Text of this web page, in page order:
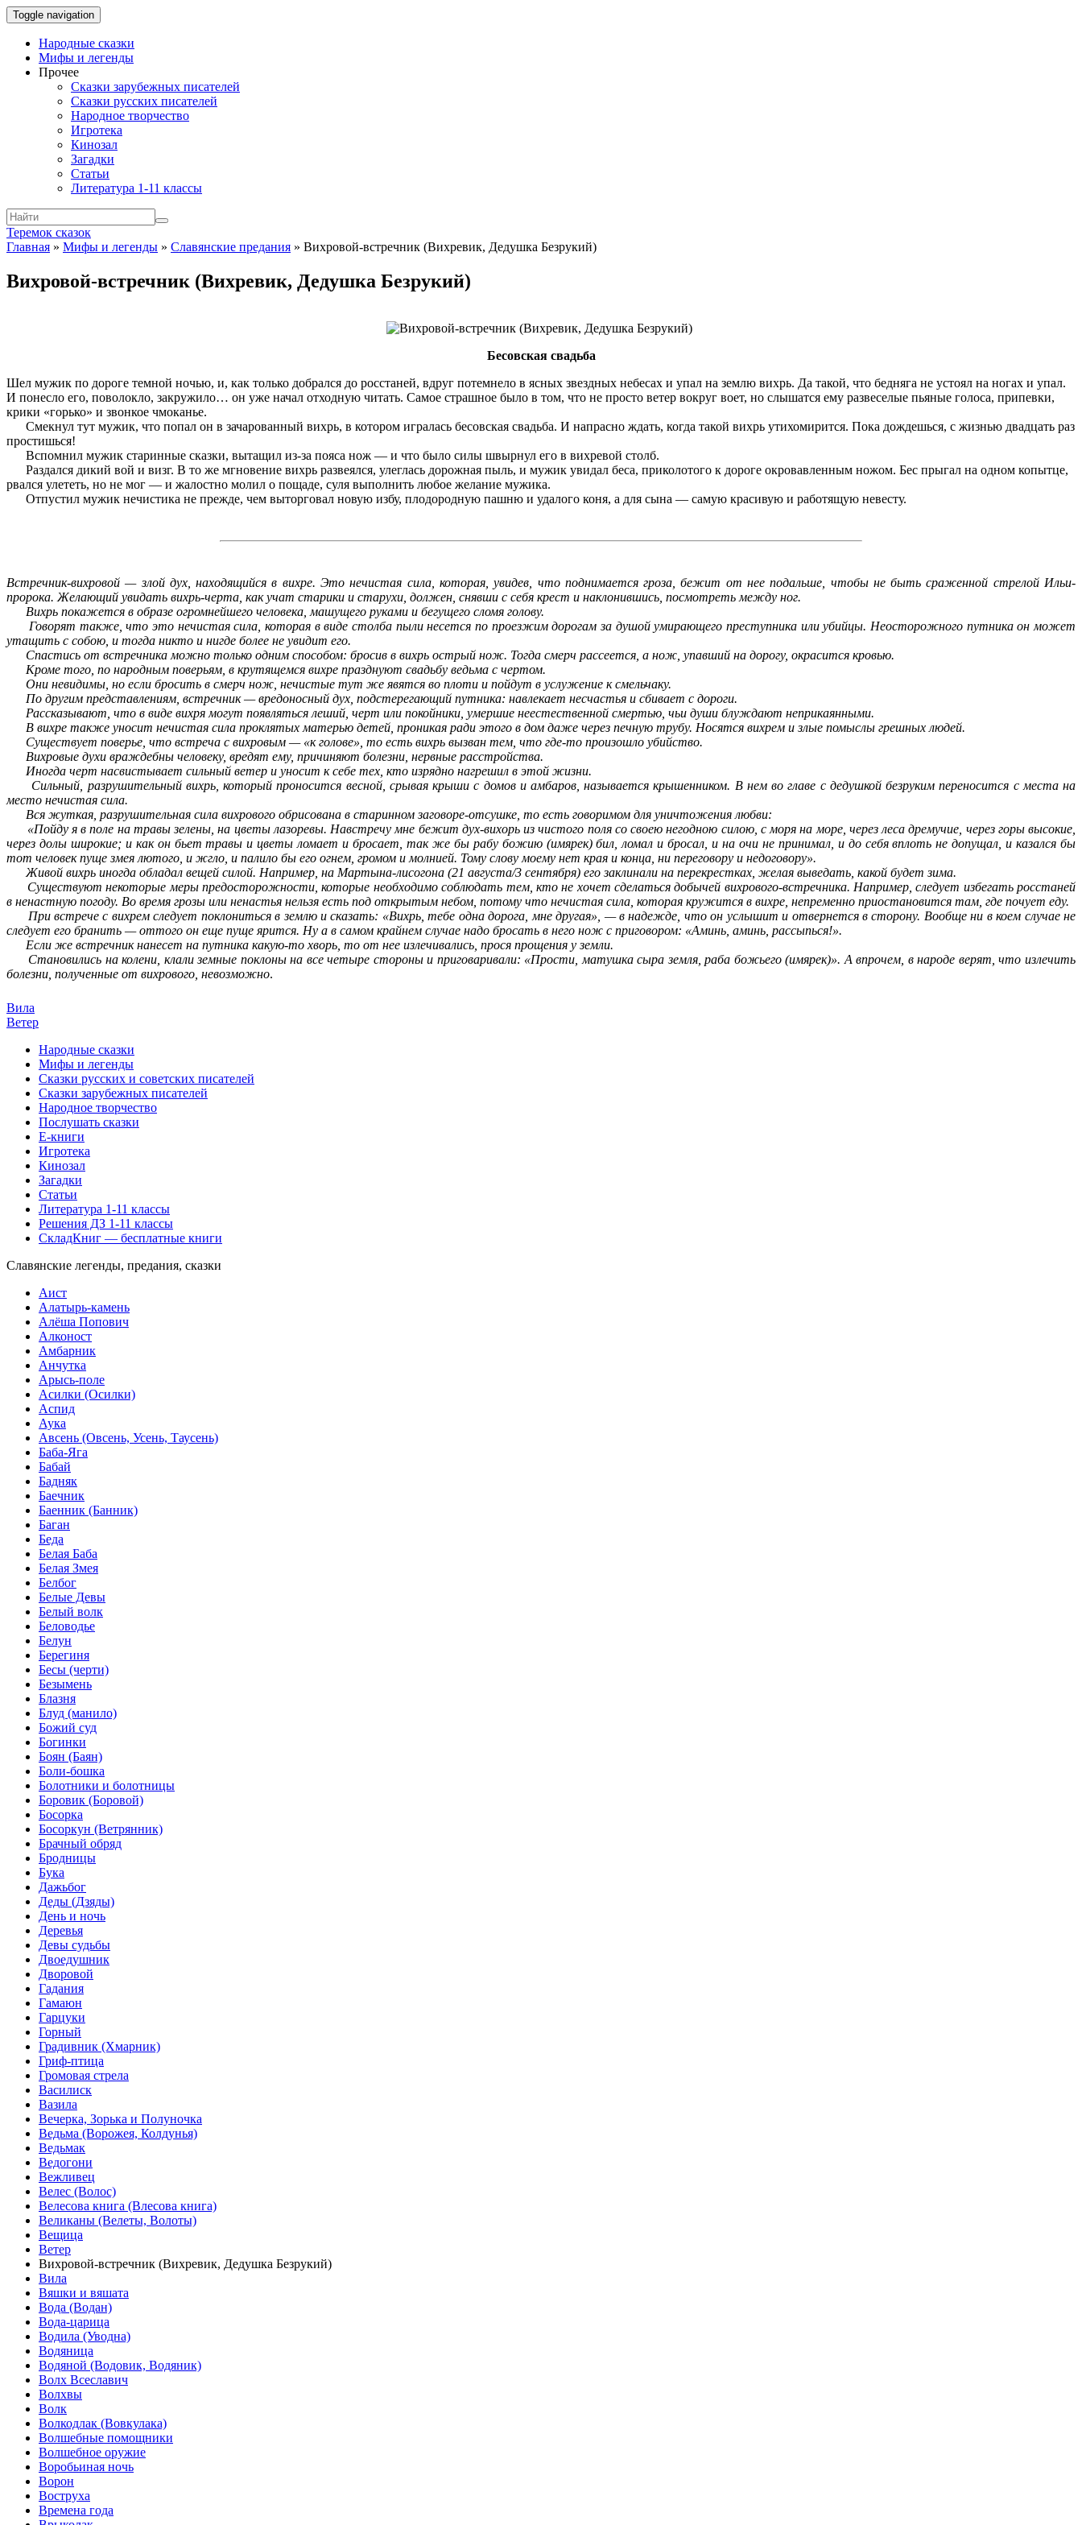
Toggle navigation
Народные сказки
Мифы и легенды
Прочее
Сказки зарубежных писателей
Сказки русских писателей
Народное творчество
Игротека
Кинозал
Загадки
Статьи
Литература 1-11 классы
Теремок сказок
Главная » Мифы и легенды » Славянские предания » Вихровой-встречник (Вихревик, Дедушка Безрукий)
Вихровой-встречник (Вихревик, Дедушка Безрукий)
Бесовская свадьба
Шел мужик по дороге темной ночью, и, как только добрался до росстаней, вдруг потемнело в ясных звездных небесах и упал на землю вихрь. Да такой, что бедняга не устоял на ногах и упал.
И понесло его, поволокло, закружило… он уже начал отходную читать. Самое страшное было в том, что не просто ветер вокруг воет, но слышатся ему развеселые пьяные голоса, припевки,
крики «горько» и звонкое чмоканье.
Смекнул тут мужик, что попал он в зачарованный вихрь, в котором игралась бесовская свадьба. И напрасно ждать, когда такой вихрь утихомирится. Пока дождешься, с жизнью двадцать раз
простишься!
Вспомнил мужик старинные сказки, вытащил из-за пояса нож — и что было силы швырнул его в вихревой столб.
Раздался дикий вой и визг. В то же мгновение вихрь развеялся, улеглась дорожная пыль, и мужик увидал беса, приколотого к дороге окровавленным ножом. Бес прыгал на одном копытце,
рвался улететь, но не мог — и жалостно молил о пощаде, суля выполнить любое желание мужика.
Отпустил мужик нечистика не прежде, чем выторговал новую избу, плодородную пашню и удалого коня, а для сына — самую красивую и работящую невесту.
Встречник-вихровой — злой дух, находящийся в вихре. Это нечистая сила, которая, увидев, что поднимается гроза, бежит от нее подальше, чтобы не быть сраженной стрелой Ильи-
пророка. Желающий увидать вихрь-черта, как учат старики и старухи, должен, снявши с себя крест и наклонившись, посмотреть между ног.
Вихрь покажется в образе огромнейшего человека, машущего руками и бегущего сломя голову.
Говорят также, что это нечистая сила, которая в виде столба пыли несется по проезжим дорогам за душой умирающего преступника или убийцы. Неосторожного путника он может
утащить с собою, и тогда никто и нигде более не увидит его.
Спастись от встречника можно только одним способом: бросив в вихрь острый нож. Тогда смерч рассеется, а нож, упавший на дорогу, окрасится кровью.
Кроме того, по народным поверьям, в крутящемся вихре празднуют свадьбу ведьма с чертом.
Они невидимы, но если бросить в смерч нож, нечистые тут же явятся во плоти и пойдут в услужение к смельчаку.
По другим представлениям, встречник — вредоносный дух, подстерегающий путника: навлекает несчастья и сбивает с дороги.
Рассказывают, что в виде вихря могут появляться леший, черт или покойники, умершие неестественной смертью, чьи души блуждают неприкаянными.
В вихре также уносит нечистая сила проклятых матерью детей, проникая ради этого в дом даже через печную трубу. Носятся вихрем и злые помыслы грешных людей.
Существует поверье, что встреча с вихровым — «к голове», то есть вихрь вызван тем, что где-то произошло убийство.
Вихровые духи враждебны человеку, вредят ему, причиняют болезни, нервные расстройства.
Иногда черт насвистывает сильный ветер и уносит к себе тех, кто изрядно нагрешил в этой жизни.
Сильный, разрушительный вихрь, который проносится весной, срывая крыши с домов и амбаров, называется крышенником. В нем во главе с дедушкой безруким переносится с места на
место нечистая сила.
Вся жуткая, разрушительная сила вихрового обрисована в старинном заговоре-отсушке, то есть говоримом для уничтожения любви:
«Пойду я в поле на травы зелены, на цветы лазоревы. Навстречу мне бежит дух-вихорь из чистого поля со своею негодною силою, с моря на море, через леса дремучие, через горы высокие,
через долы широкие; и как он бьет травы и цветы ломает и бросает, так же бы рабу божию (имярек) бил, ломал и бросал, и на очи не принимал, и до себя вплоть не допущал, и казался бы
тот человек пуще змея лютого, и жгло, и палило бы его огнем, громом и молнией. Тому слову моему нет края и конца, ни переговору и недоговору».
Живой вихрь иногда обладал вещей силой. Например, на Мартына-лисогона (21 августа/3 сентября) его заклинали на перекрестках, желая выведать, какой будет зима.
Существуют некоторые меры предосторожности, которые необходимо соблюдать тем, кто не хочет сделаться добычей вихрового-встречника. Например, следует избегать росстаней
в ненастную погоду. Во время грозы или ненастья нельзя есть под открытым небом, потому что нечистая сила, которая кружится в вихре, непременно приостановится там, где почует еду.
При встрече с вихрем следует поклониться в землю и сказать: «Вихрь, тебе одна дорога, мне другая», — в надежде, что он услышит и отвернется в сторону. Вообще ни в коем случае не
следует его бранить — оттого он еще пуще ярится. Ну а в самом крайнем случае надо бросать в него нож с приговором: «Аминь, аминь, рассыпься!».
Если же встречник нанесет на путника какую-то хворь, то от нее излечивались, прося прощения у земли.
Становились на колени, клали земные поклоны на все четыре стороны и приговаривали: «Прости, матушка сыра земля, раба божьего (имярек)». А впрочем, в народе верят, что излечить
болезни, полученные от вихрового, невозможно.
Вила
Ветер
Народные сказки
Мифы и легенды
Сказки русских и советских писателей
Сказки зарубежных писателей
Народное творчество
Послушать сказки
Е-книги
Игротека
Кинозал
Загадки
Статьи
Литература 1-11 классы
Решения ДЗ 1-11 классы
СкладКниг — бесплатные книги
Славянские легенды, предания, сказки
Аист
Алатырь-камень
Алёша Попович
Алконост
Амбарник
Анчутка
Арысь-поле
Асилки (Осилки)
Аспид
Аука
Авсень (Овсень, Усень, Таусень)
Баба-Яга
Бабай
Бадняк
Баечник
Баенник (Банник)
Баган
Беда
Белая Баба
Белая Змея
Белбог
Белые Девы
Белый волк
Беловодье
Белун
Берегиня
Бесы (черти)
Безымень
Блазня
Блуд (манило)
Божий суд
Богинки
Боян (Баян)
Боли-бошка
Болотники и болотницы
Боровик (Боровой)
Босорка
Босоркун (Ветрянник)
Брачный обряд
Бродницы
Бука
Дажьбог
Деды (Дзяды)
День и ночь
Деревья
Девы судьбы
Двоедушник
Дворовой
Гадания
Гамаюн
Гарцуки
Горный
Градивник (Хмарник)
Гриф-птица
Громовая стрела
Василиск
Вазила
Вечерка, Зорька и Полуночка
Ведьма (Ворожея, Колдунья)
Ведьмак
Ведогони
Вежливец
Велес (Волос)
Велесова книга (Влесова книга)
Великаны (Велеты, Волоты)
Вещица
Ветер
Вихровой-встречник (Вихревик, Дедушка Безрукий)
Вила
Вяшки и вяшата
Вода (Водан)
Вода-царица
Водила (Уводна)
Водяница
Водяной (Водовик, Водяник)
Волх Всеславич
Волхвы
Волк
Волкодлак (Вовкулака)
Волшебные помощники
Волшебное оружие
Воробьиная ночь
Ворон
Воструха
Времена года